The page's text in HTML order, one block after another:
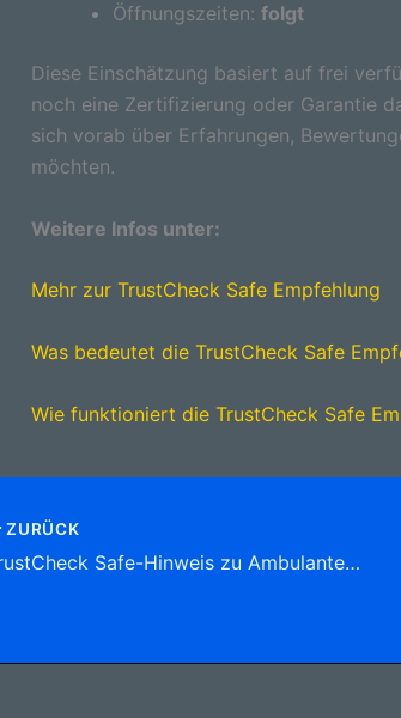
Öffnungszeiten: folgt
Diese Einschätzung basiert auf frei
noch eine Zertifizierung oder Garantie
sich vorab über Erfahrungen,
möchten.
Weitere Infos unter:
Mehr zur TrustCheck Safe Empfehlung
Was bedeutet die TrustCheck Safe
Wie funktioniert die TrustCheck Safe
ZURÜCK
TrustCheck Safe-Hinweis zu Ambulante Pflege – OLIA – Optimal leben im Alltag Ludgeristr. 2, (Bork) 59379 Selm Tel: 02592 9 77 03 90